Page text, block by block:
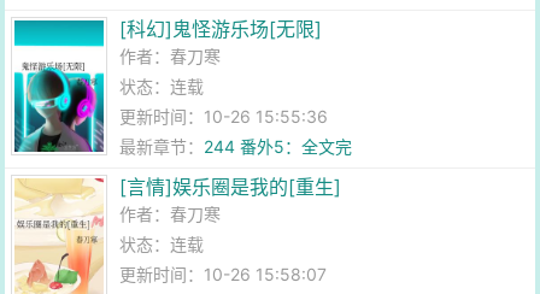
[科幻]鬼怪游乐场[无限]
作者： 春刀寒
状态：连载
更新时间：10-26 15:55:36
最新章节： 244 番外5：全文完
[言情]娱乐圈是我的[重生]
作者： 春刀寒
状态：连载
更新时间：10-26 15:58:07